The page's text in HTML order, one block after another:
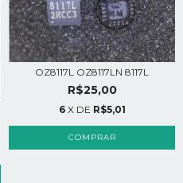
OZ8117L OZ8117LN 8117L
R$25,00
6 X DE R$5,01